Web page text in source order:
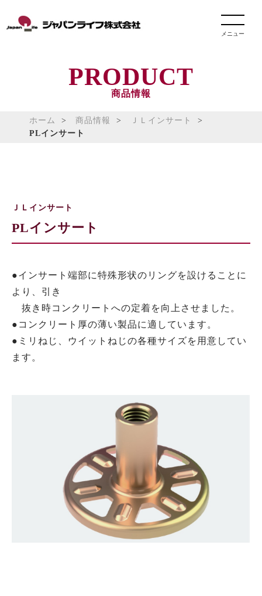
メニュー
PRODUCT
商品情報
ホーム 商品情報
ＪＬインサート
PLインサート
ＪＬインサート
PLインサート
●インサート端部に特殊形状のリングを設けることに
より、引き
抜き時コンクリートへの定着を向上させました。
●コンクリート厚の薄い製品に適しています。
●ミリねじ、ウイットねじの各種サイズを用意してい
ます。